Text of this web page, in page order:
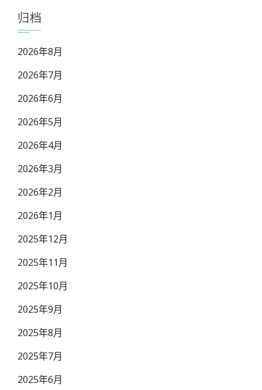
归档
2026年8月
2026年7月
2026年6月
2026年5月
2026年4月
2026年3月
2026年2月
2026年1月
2025年12月
2025年11月
2025年10月
2025年9月
2025年8月
2025年7月
2025年6月